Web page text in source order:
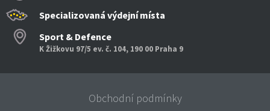
Specializovaná výdejní místa
Sport & Defence
K Žižkovu 97/5 ev. č. 104, 190 00 Praha 9
Obchodní podmínky